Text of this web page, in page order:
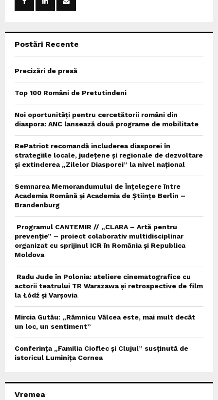
Postări Recente
Precizări de presă
Top 100 Români de Pretutindeni
Noi oportunități pentru cercetătorii români din
diaspora: ANC lansează două programe de mobilitate
RePatriot recomandă includerea diasporei în
strategiile locale, județene și regionale de dezvoltare
și extinderea „Zilelor Diasporei” la nivel național
Semnarea Memorandumului de Înțelegere între
Academia Română și Academia de Științe Berlin –
Brandenburg
Programul CANTEMIR // „CLARA – Artă pentru
prevenție” – proiect colaborativ multidisciplinar
organizat cu sprijinul ICR în România și Republica
Moldova
Radu Jude în Polonia: ateliere cinematografice cu
actorii teatrului TR Warszawa și retrospective de film
la Łódź și Varșovia
Mircia Gutău: „Râmnicu Vâlcea este, mai mult decât
un loc, un sentiment”
Conferința „Familia Cioflec și Clujul” susținută de
istoricul Luminița Cornea
Vremea